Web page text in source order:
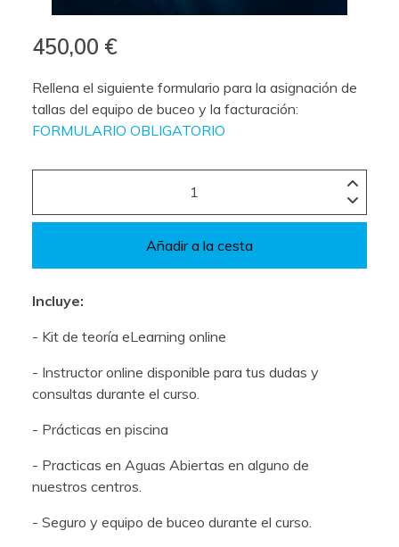
450,00 €
Rellena el siguiente formulario para la asignación de
tallas del equipo de buceo y la facturación:
FORMULARIO OBLIGATORIO
Añadir a la cesta
Incluye:
- Kit de teoría eLearning online
- Instructor online disponible para tus dudas y
consultas durante el curso.
- Prácticas en piscina
- Practicas en Aguas Abiertas en alguno de
nuestros centros.
- Seguro y equipo de buceo durante el curso.